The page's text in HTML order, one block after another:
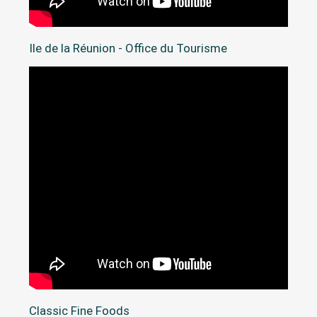
Ile de la Réunion - Office du Tourisme
Classic Fine Foods